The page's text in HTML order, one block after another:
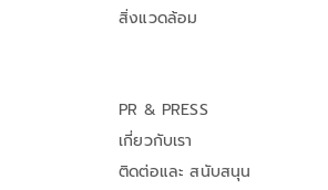
สิ่งแวดล้อม
PR & PRESS
เกี่ยวกับเรา
ติดต่อและ สนับสนุน